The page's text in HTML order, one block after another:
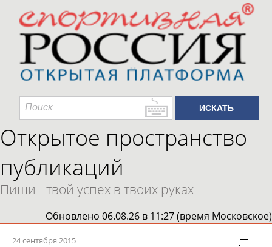
Открытое пространство
публикаций
Пиши - твой успех в твоих руках
Обновлено 06.08.26 в 11:27 (время Московское)
24 сентября 2015